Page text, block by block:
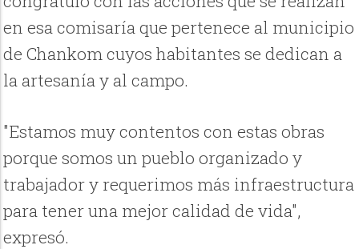
en esa comisaría que pertenece al municipio
de Chankom cuyos habitantes se dedican a
la artesanía y al campo.
"Estamos muy contentos con estas obras
porque somos un pueblo organizado y
trabajador y requerimos más infraestructura
para tener una mejor calidad de vida",
expresó.